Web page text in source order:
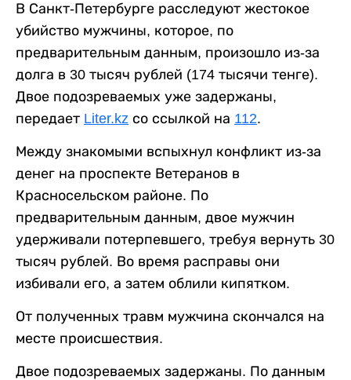
В Санкт-Петербурге расследуют жестокое
убийство мужчины, которое, по
предварительным данным, произошло из-за
долга в 30 тысяч рублей (174 тысячи тенге).
Двое подозреваемых уже задержаны,
передает Liter.kz со ссылкой на 112.
Между знакомыми вспыхнул конфликт из-за
денег на проспекте Ветеранов в
Красносельском районе. По
предварительным данным, двое мужчин
удерживали потерпевшего, требуя вернуть 30
тысяч рублей. Во время расправы они
избивали его, а затем облили кипятком.
От полученных травм мужчина скончался на
месте происшествия.
Двое подозреваемых задержаны. По данным